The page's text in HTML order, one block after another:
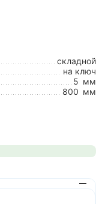
складной
на ключ
5 мм
800 мм